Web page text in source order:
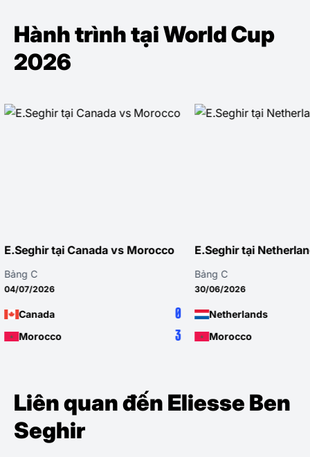
Hành trình tại World Cup
2026
0
3
E.Seghir tại Netherlands vs Morocco
30/06/2026
1
Morocco 1
E.Seghir
Morocco
Liên quan đến Eliesse Ben
Seghir